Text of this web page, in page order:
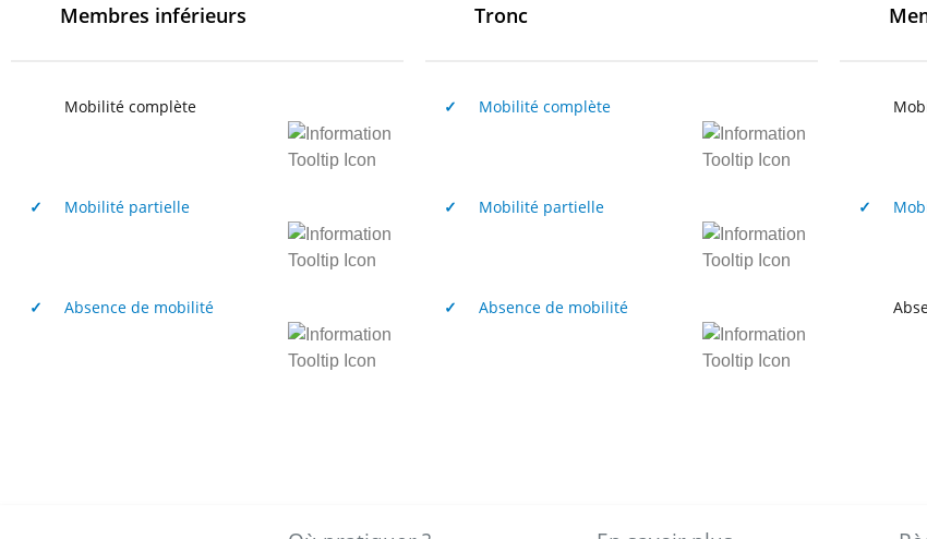
Membres inférieurs
Mobilité complète
✓ Mobilité partielle
✓ Absence de mobilité
Tronc
✓ Mobilité complète
✓ Mobilité partielle
✓ Absence de mobilité
✓